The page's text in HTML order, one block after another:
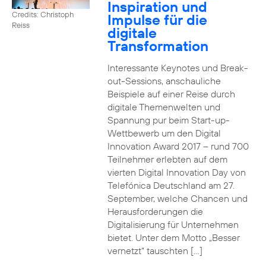
Credits: Christoph
Reiss
Inspiration und
Impulse für die
digitale
Transformation
Interessante Keynotes und Break-
out-Sessions, anschauliche
Beispiele auf einer Reise durch
digitale Themenwelten und
Spannung pur beim Start-up-
Wettbewerb um den Digital
Innovation Award 2017 – rund 700
Teilnehmer erlebten auf dem
vierten Digital Innovation Day von
Telefónica Deutschland am 27.
September, welche Chancen und
Herausforderungen die
Digitalisierung für Unternehmen
bietet. Unter dem Motto „Besser
vernetzt“ tauschten […]